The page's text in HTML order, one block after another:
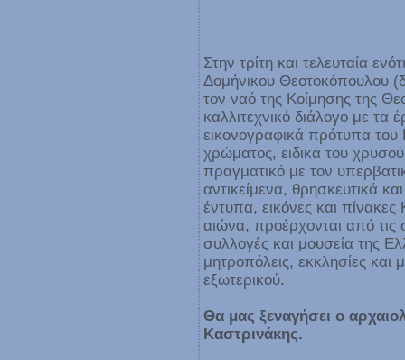
Στην τρίτη και τελευταία
Δομήνικου Θεοτοκόπουλου
τον ναό της Κοίμησης της
καλλιτεχνικό διάλογο με
εικονογραφικά πρότυπα
χρώματος, ειδικά του
πραγματικό με τον
αντικείμενα, θρησκευτικά
έντυπα, εικόνες και
αιώνα, προέρχονται από τις
συλλογές και μουσεία της
μητροπόλεις, εκκλησίες και
εξωτερικού.
Θα μας ξεναγήσει ο
Καστρινάκης.